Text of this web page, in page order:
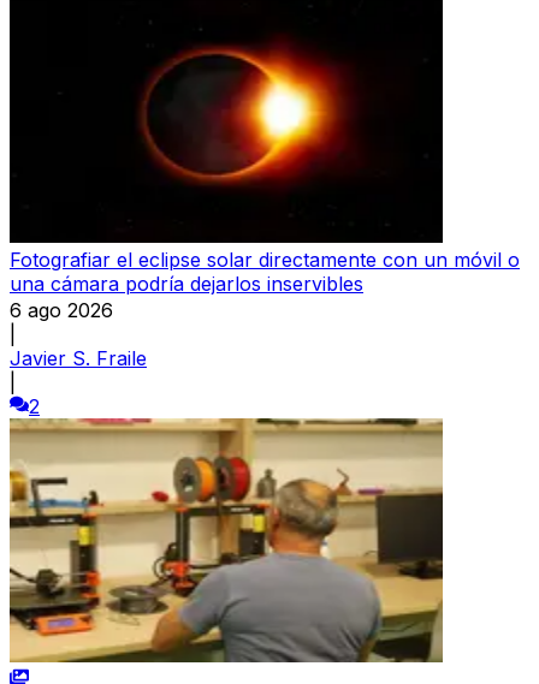
Fotografiar el eclipse solar directamente con un móvil o
una cámara podría dejarlos inservibles
6 ago 2026
Javier S. Fraile
2